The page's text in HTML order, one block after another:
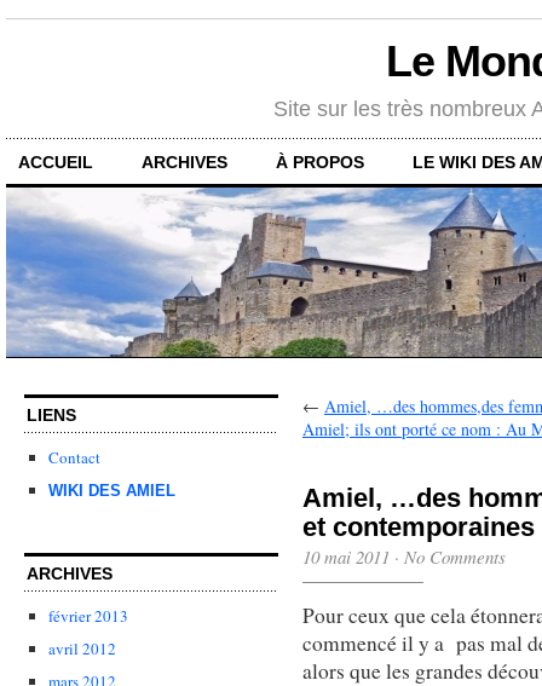
Le
Site sur les très nombreux
ACCUEIL ARCHIVES À PROPOS LE WIKI DES
LIENS
Contact
WIKI DES AMIEL
ARCHIVES
février 2013
avril 2012
mars 2012
← Amiel, …des hommes,des
Amiel; ils ont porté ce nom : Au
Amiel, …des
et contemporaines
10 mai 2011 · No Comments
Pour ceux que cela
commencé il y a pas mal
alors que les grandes